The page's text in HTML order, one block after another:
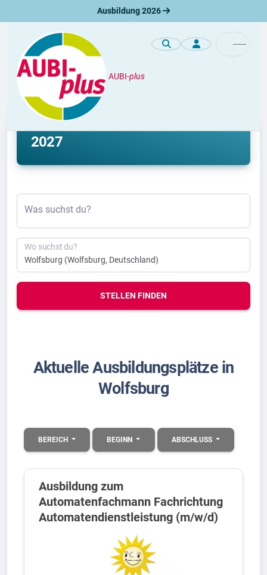
Ausbildung 2026
AUBI-plus
Ausbildung
Ausbildung Wolfsburg 2026 &
2027
Was suchst du?
Wo suchst du?
STELLEN FINDEN
Aktuelle Ausbildungsplätze in
Wolfsburg
BEREICH BEGINN ABSCHLUSS
Ausbildung zum
Automatenfachmann Fachrichtung
Automatendienstleistung (m/w/d)